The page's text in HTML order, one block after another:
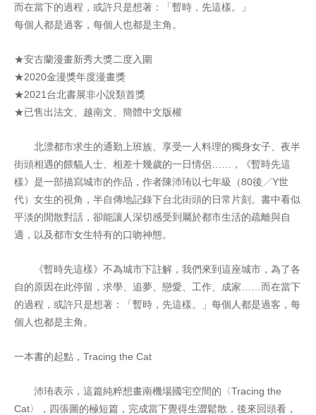
而在當下的過程，或許只是想著：「暫時，先這樣。」
每個人都是過客，每個人也都是主角。
★安古蘭漫畫新秀大獎二度入圍
★2020金漫獎年度漫畫獎
★2021台北書展非小說類首獎
★已售出法文、越南文、簡體中文版權
北漂都市求生的通勤上班族、享受一人料理的獨身女子、夜半
街頭相遇的餵貓人士、相差十幾歲的一日情侶……，《暫時先這
樣》是一部描寫城市的作品，作者陳沛珛以七年級（80後╱Y世
代）女生的視角，半自傳地記錄下台北街頭的日常片刻。書中看似
平淡的閒散對話，卻能讓人深切感受到屬於都市生活的疏離與自
適，以及都市女生特有的口吻神態。
《暫時先這樣》不為城市下註解，我們來到這座城市，為了各
自的原因在此停留，求學、追夢、戀愛、工作、成家……而在當下
的過程，或許只是想著：「暫時，先這樣。」每個人都是過客，每
個人也都是主角。
一本書的起點，Tracing the Cat
沛珛表示，這篇純粹想畫南機場國宅空間的〈Tracing the
Cat〉，四張圖的極短篇，完成當下覺得生澀鬆散，後來回頭看，